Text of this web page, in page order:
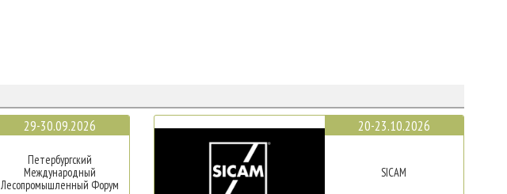
29-30.09.2026
Петербургский
Международный
Лесопромышленный Форум
20-23.10.2026
SICAM